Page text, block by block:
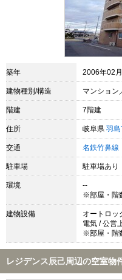
築年 2006年02
建物種別/構造 マンション
階建 7階建
住所 岐阜県 羽島
交通 名鉄竹鼻線
駐車場 駐車場あり
環境
--
※部屋・階
建物設備
オートロッ
電気 / 公営
※部屋・階
レジデンス辰己周辺の空室物